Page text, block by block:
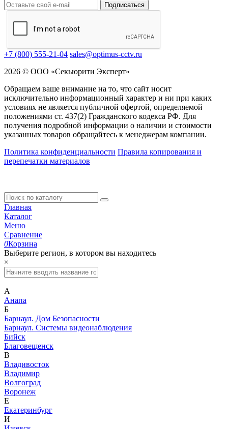
Подписаться
+7 (800) 555-21-04 sales@optimus-cctv.ru
2026 © ООО «Секьюрити Эксперт»
Обращаем ваше внимание на то, что сайт носит
исключительно информационный характер и ни при каких
условиях не является публичной офертой, определяемой
положениями ст. 437(2) Гражданского кодекса РФ. Для
получения подробной информации о наличии и стоимости
указанных товаров обращайтесь к менеджерам компании.
Политика конфиденциальности Правила копирования и
перепечатки материалов
Главная
Каталог
Меню
Сравнение
0Корзина
Выберите регион, в котором вы находитесь
×
А
Анапа
Б
Барнаул. Дом Безопасности
Барнаул. Системы видеонаблюдения
Бийск
Благовещенск
В
Владивосток
Владимир
Волгоград
Воронеж
Е
Екатеринбург
И